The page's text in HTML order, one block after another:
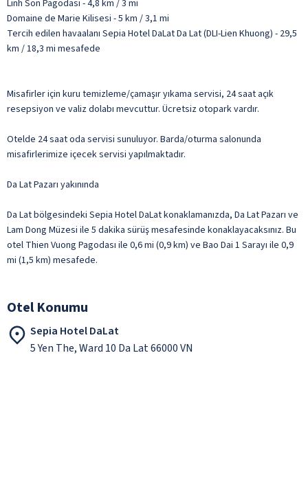
Linh Son Pagodası - 4,8 km / 3 mi
Domaine de Marie Kilisesi - 5 km / 3,1 mi
Tercih edilen havaalanı Sepia Hotel DaLat Da Lat (DLI-Lien Khuong) - 29,5
km / 18,3 mi mesafede
Misafirler için kuru temizleme/çamaşır yıkama servisi, 24 saat açık
resepsiyon ve valiz dolabı mevcuttur. Ücretsiz otopark vardır.
Otelde 24 saat oda servisi sunuluyor. Barda/oturma salonunda
misafirlerimize içecek servisi yapılmaktadır.
Da Lat Pazarı yakınında
Da Lat bölgesindeki Sepia Hotel DaLat konaklamanızda, Da Lat Pazarı ve
Lam Dong Müzesi ile 5 dakika sürüş mesafesinde konaklayacaksınız. Bu
otel Thien Vuong Pagodası ile 0,6 mi (0,9 km) ve Bao Dai 1 Sarayı ile 0,9
mi (1,5 km) mesafede.
Otel Konumu
Sepia Hotel DaLat
5 Yen The, Ward 10 Da Lat 66000 VN